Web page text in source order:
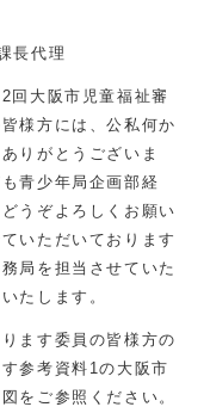
長代理
回大阪市児童福祉審
様方には、公私何か
りがとうございま
青少年局企画部経
うぞよろしくお願い
いただいております
局を担当させていた
たします。
ます委員の皆様方の
参考資料1の大阪市
をご参照ください。